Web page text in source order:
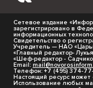
Сетевое издание
зарегистрировано в
информационных
Свидетельство о
Учредитель — НАО
«Главный редактор-
«Шеф-редактор -
Email:
Телефон: +7 (495) 374-
Настоящий ресурс может
Использование любых